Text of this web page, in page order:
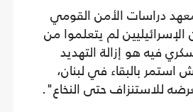
دراسات الأمن القومي
لم يتعلموا من
العسكري فيه هو إزالة التهديد
بالبقاء في لبنان،